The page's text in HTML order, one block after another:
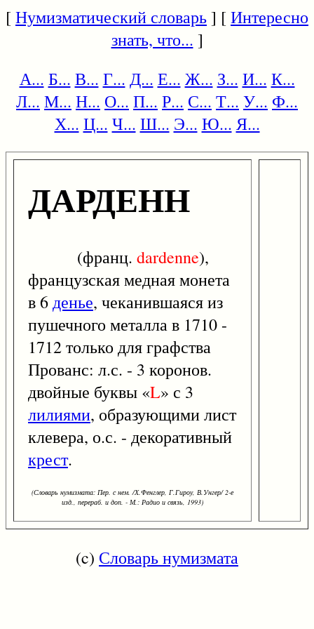
[Нумизматический словарь] [Интересно
знать, что... ]
А... Б... В... Г... Д... Е... Ж... З... И... К...
Л... М... Н... О... П... Р... С... Т... У... Ф...
Х... Ц... Ч... Ш... Э... Ю... Я...
ДАРДЕНН
(франц. dardenne),
французская медная монета
в 6денье, чеканившаяся из
пушечного металла в 1710 -
1712 только для графства
Прованс: л.с. - 3 коронов.
двойные буквы «L» с 3
лилиями, образующими лист
клевера, о.с. - декоративный
крест.
(Словарь нумизмата: Пер. с нем. /Х.Фенглер, Г.Гироу, В.Унгер/ 2-е
изд., перераб. и доп. - М.: Радио и связь, 1993)
(c) Словарь нумизмата